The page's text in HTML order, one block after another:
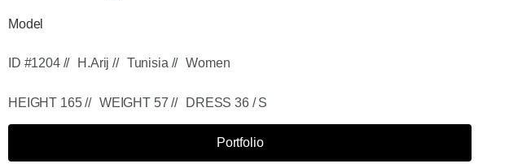
Model
ID #1204 // H.Arij // Tunisia // Women
HEIGHT 165 // WEIGHT 57 // DRESS 36 / S
Portfolio